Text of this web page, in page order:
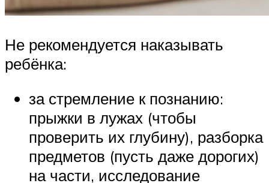
Не рекомендуется наказывать
ребёнка:
за стремление к познанию:
прыжки в лужах (чтобы
проверить их глубину), разборка
предметов (пусть даже дорогих)
на части, исследование